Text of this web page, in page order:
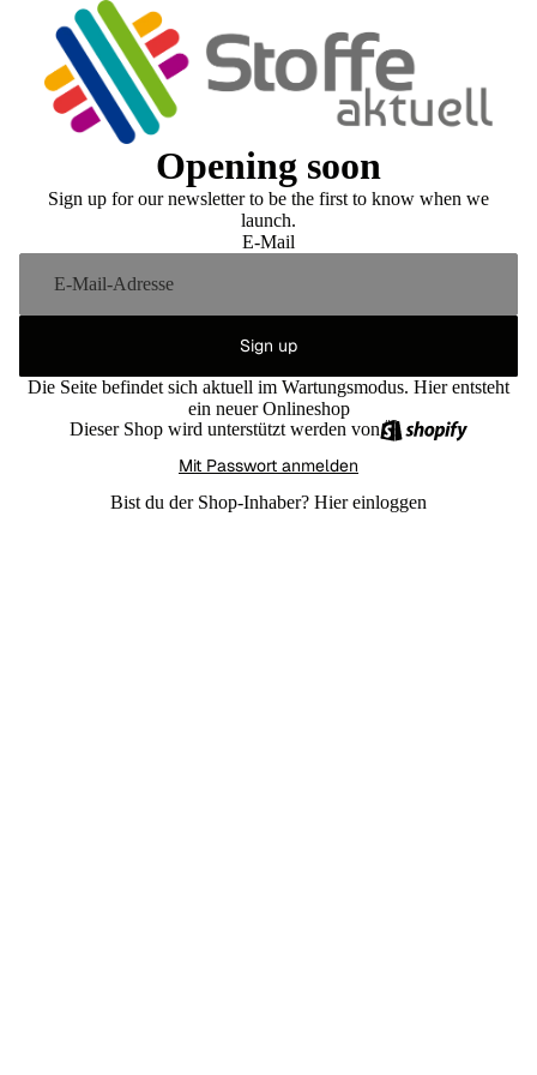
Opening soon
Sign up for our newsletter to be the first to know when we
launch.
E-Mail
Sign up
Die Seite befindet sich aktuell im Wartungsmodus. Hier entsteht
ein neuer Onlineshop
Dieser Shop wird unterstützt werden von
Mit Passwort anmelden
Bist du der Shop-Inhaber? Hier einloggen